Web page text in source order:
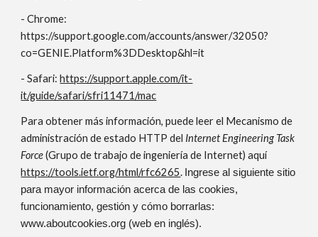
- Chrome:
https://support.google.com/accounts/answer/32050?
co=GENIE.Platform%3DDesktop&hl=it
- Safari:https://support.apple.com/it-
it/guide/safari/sfri11471/mac
Para obtener más información, puede leer el Mecanismo de
administración de estado HTTP del Internet Engineering Task
Force(Grupo de trabajo de ingeniería de Internet) aquí
https://tools.ietf.org/html/rfc6265. Ingrese al siguiente sitio
para mayor información acerca de las cookies,
funcionamiento, gestión y cómo borrarlas:
www.aboutcookies.org (web en inglés).